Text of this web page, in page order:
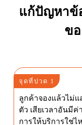
แก้ปัญหาข้
ข
จุดที่ปวด 1
ลูกค้าจองแล้วไม่แ
ตัว เสียเวลาอันมีค่
การให้บริการใช่ไ